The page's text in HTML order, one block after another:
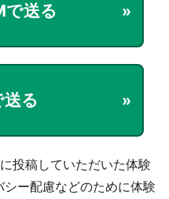
で送る
る
投稿していただいた体験
ー配慮などのために体験